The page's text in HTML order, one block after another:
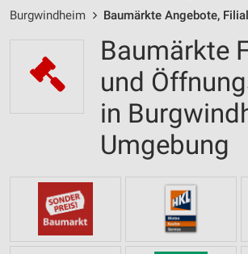
Burgwindheim Baumärkte Angebote,
Baumärkte
und
in
Umgebung